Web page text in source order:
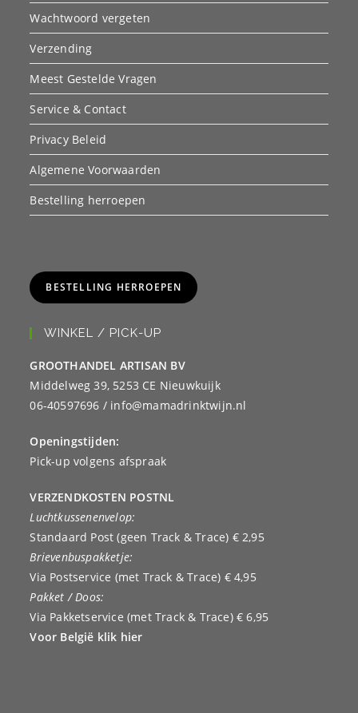
Wachtwoord vergeten
Verzending
Meest Gestelde Vragen
Service & Contact
Privacy Beleid
Algemene Voorwaarden
Bestelling herroepen
BESTELLING HERROEPEN
WINKEL / PICK-UP
GROOTHANDEL ARTISAN BV
Middelweg 39, 5253 CE Nieuwkuijk
06-40597696 / info@mamadrinktwijn.nl
Openingstijden:
Pick-up volgens afspraak
VERZENDKOSTEN POSTNL
Luchtkussenenvelop:
Standaard Post (geen Track & Trace) € 2,95
Brievenbuspakketje:
Via Postservice (met Track & Trace) € 4,95
Pakket / Doos:
Via Pakketservice (met Track & Trace) € 6,95
Voor België klik hier